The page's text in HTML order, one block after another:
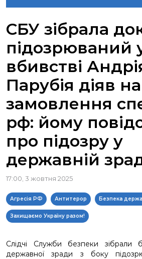
ФОТОГАЛЕРЕЯ
ВІДЕОГАЛЕРЕЯ
КОНТАКТИ ПРЕСЦЕНТРУ
СБУ зібрала
підозрюваний
вбивстві
Парубія діяв на
замовлення
рф: йому
про підозру у
державній
17:00, 3 жовтня 2025
Агресія РФ Антитерор Безпека
Захищаємо Україну разом!
Слідчі Служби безпеки зібрали
державної зради з боку